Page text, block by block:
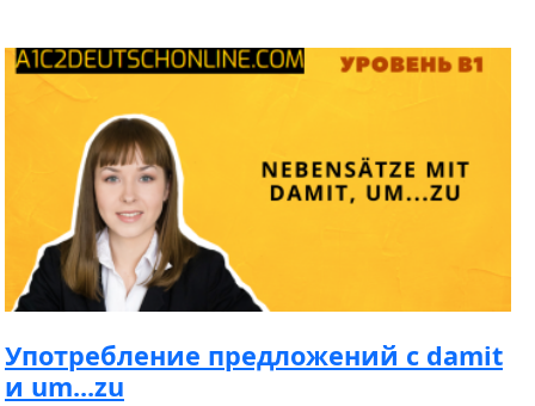
Употребление предложений с damit
и um...zu